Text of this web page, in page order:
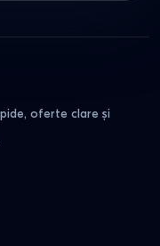
oferte clare și